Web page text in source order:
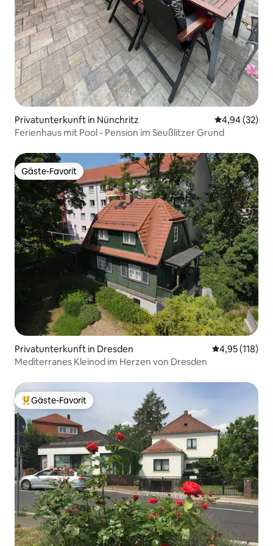
Privatunterkunft in Nünchritz
4,94 (32)
Ferienhaus mit Pool - Pension im Seußlitzer Grund
Gäste-Favorit
Gäste-Favorit
Privatunterkunft in Dresden
4,95 (118)
Mediterranes Kleinod im Herzen von Dresden
Beliebter Gäste-Favorit.
Gäste-Favorit